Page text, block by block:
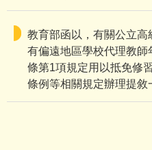
新北市防制校園霸凌專
2.教育部防制校園霸凌專線
《緊急協助》
「幸福保衛站」保衛幸福讚
18歲以下學童，家中遇緊
教育部函以，有關公立
有偏遠地區學校代理教
條第1項規定用以抵免修
條例等相關規定辦理提敘